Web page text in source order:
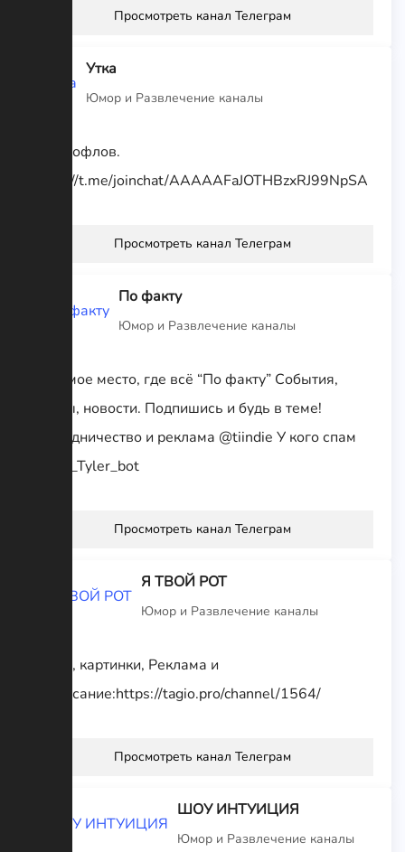
Просмотреть канал Телеграм
Утка
Юмор и Развлечение каналы
Мир рофлов.
https://t.me/joinchat/AAAAAFaJOTHBzxRJ99NpSA
Просмотреть канал Телеграм
По факту
Юмор и Развлечение каналы
То самое место, где всё “По факту” События,
факты, новости. Подпишись и будь в теме!
Сотрудничество и реклама @tiindie У кого спам
@The_Tyler_bot
Просмотреть канал Телеграм
Я ТВОЙ РОТ
Юмор и Развлечение каналы
Юмор, картинки, Реклама и
Расписание:https://tagio.pro/channel/1564/
Просмотреть канал Телеграм
ШОУ ИНТУИЦИЯ
Юмор и Развлечение каналы